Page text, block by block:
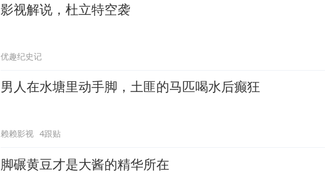
影视解说，杜立特空袭
优趣纪史记
男人在水塘里动手脚，土匪的马匹喝水后癫狂
赖赖影视 4跟贴
脚碾黄豆才是大酱的精华所在